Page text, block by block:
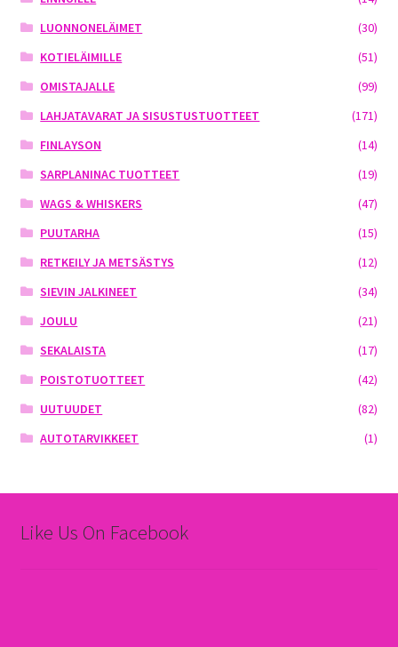
LUONNONELÄIMET
(30)
KOTIELÄIMILLE
(51)
OMISTAJALLE
(99)
LAHJATAVARAT JA SISUSTUSTUOTTEET
(171)
FINLAYSON
(14)
SARPLANINAC TUOTTEET
(19)
WAGS & WHISKERS
(47)
PUUTARHA
(15)
RETKEILY JA METSÄSTYS
(12)
SIEVIN JALKINEET
(34)
JOULU
(21)
SEKALAISTA
(17)
POISTOTUOTTEET
(42)
UUTUUDET
(82)
AUTOTARVIKKEET
(1)
Like Us On Facebook